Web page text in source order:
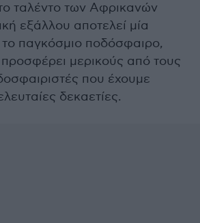
ταλέντο των Αφρικανών
εξάλλου αποτελεί μία
παγκόσμιο ποδόσφαιρο,
μερικούς από τους
που έχουμε
δεκαετίες.